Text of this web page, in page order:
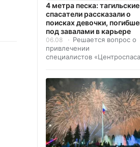
4 метра песка: тагильские
спасатели рассказали о
поисках девочки,
под завалами в карьере
06.08
Решается вопрос о
привлечении
специалистов